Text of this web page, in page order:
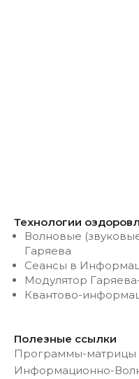
Технологии
Волновые
Гаряева
Сеансы в
Модулятор
Квантово-
Полезные ссылки
Программы-матрицы
Информационно-